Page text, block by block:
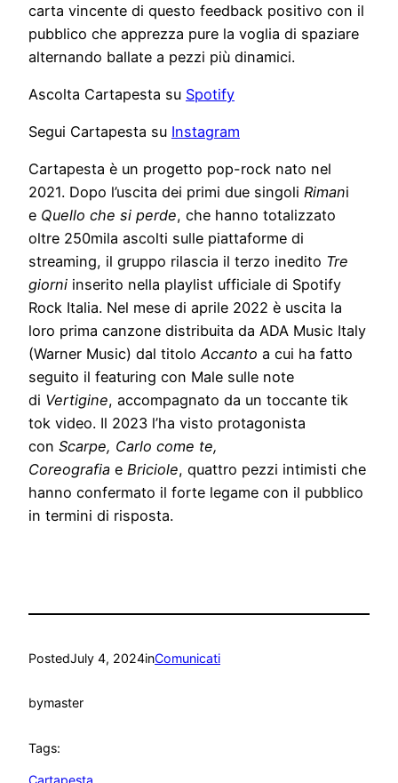
carta vincente di questo feedback positivo con il
pubblico che apprezza pure la voglia di spaziare
alternando ballate a pezzi più dinamici.
Ascolta Cartapesta su Spotify
Segui Cartapesta su Instagram
Cartapesta è un progetto pop-rock nato nel
2021. Dopo l’uscita dei primi due singoli Rimani
e Quello che si perde, che hanno totalizzato
oltre 250mila ascolti sulle piattaforme di
streaming, il gruppo rilascia il terzo inedito Tre
giorni inserito nella playlist ufficiale di Spotify
Rock Italia. Nel mese di aprile 2022 è uscita la
loro prima canzone distribuita da ADA Music Italy
(Warner Music) dal titoloAccanto a cui ha fatto
seguito il featuring con Male sulle note
di Vertigine, accompagnato da un toccante tik
tok video. Il 2023 l’ha visto protagonista
con Scarpe, Carlo come te,
Coreografia e Briciole, quattro pezzi intimisti che
hanno confermato il forte legame con il pubblico
in termini di risposta.
PostedJuly 4, 2024inComunicati
bymaster
Tags: